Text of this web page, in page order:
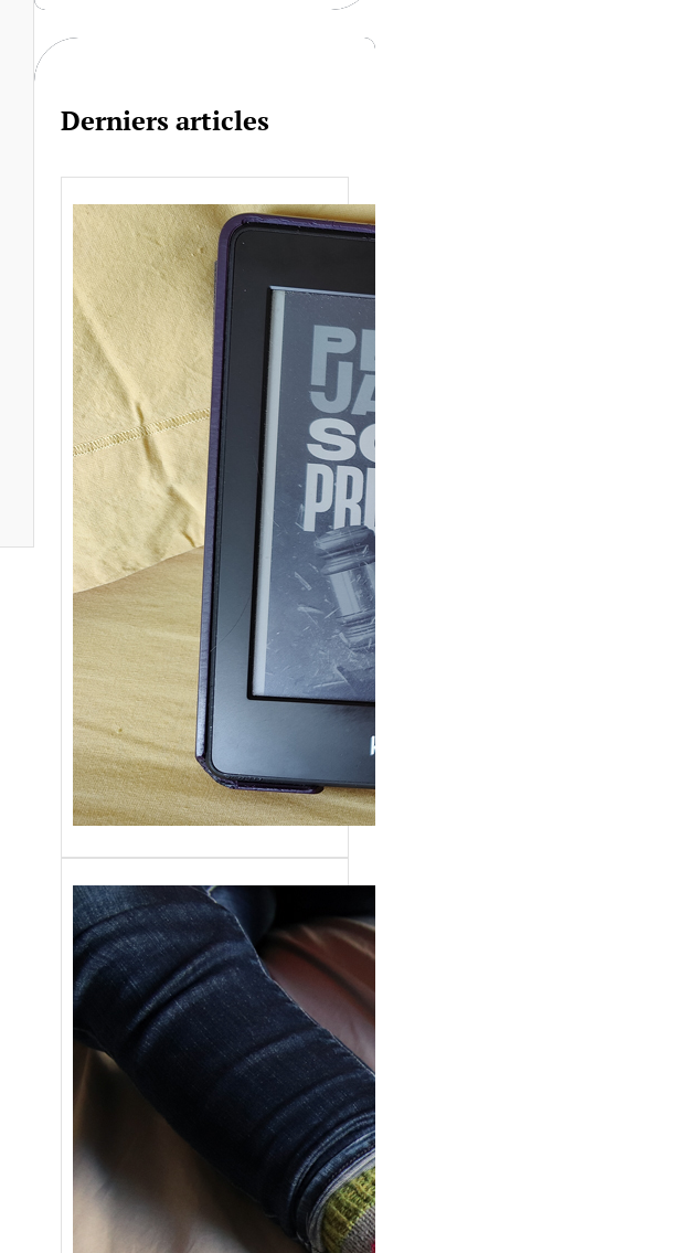
h
Derniers articles
Je bouquine #149
Sans grande surprise, j’ai
replongé dans la série
« Roy Grace »…
{Tricot} Flower
power socks